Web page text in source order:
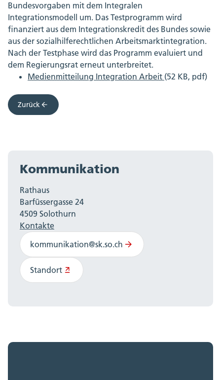
Bundesvorgaben mit dem Integralen
Integrationsmodell um. Das Testprogramm wird
finanziert aus dem Integrationskredit des Bundes sowie
aus der sozialhilferechtlichen Arbeitsmarktintegration.
Nach der Testphase wird das Programm evaluiert und
dem Regierungsrat erneut unterbreitet.
Medienmitteilung Integration Arbeit (52 KB, pdf)
Zurück
Kommunikation
Rathaus
Barfüssergasse 24
4509 Solothurn
Kontakte
kommunikation@sk.so.ch
Standort